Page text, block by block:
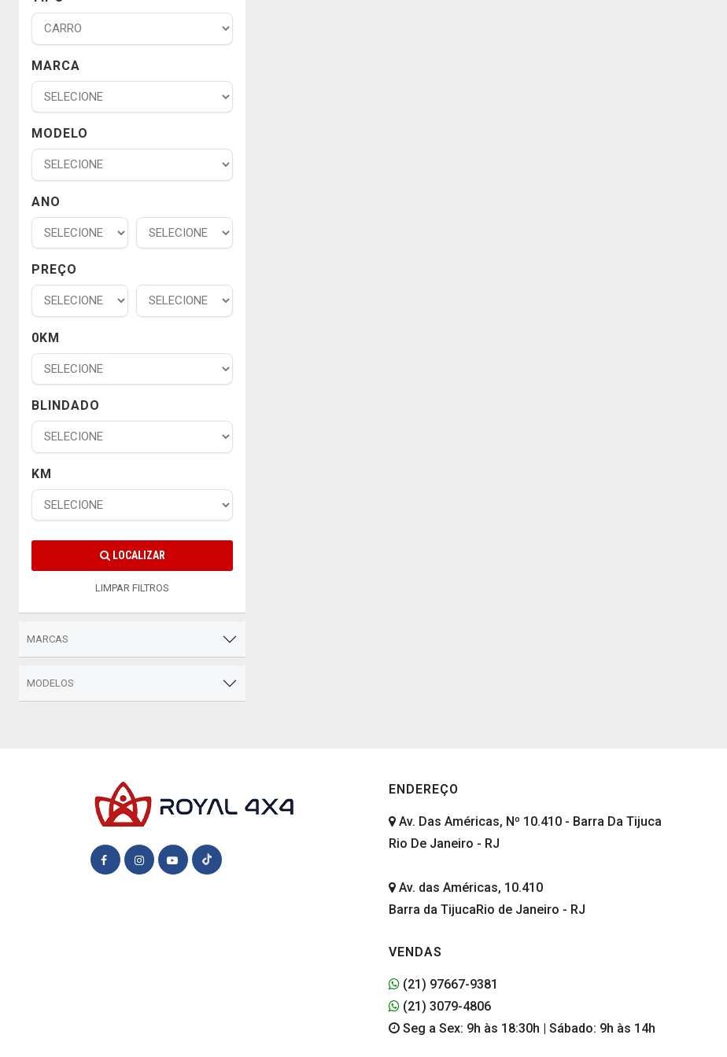
MARCA
MODELO
ANO
PREÇO
0KM
BLINDADO
KM
LOCALIZAR
LIMPAR FILTROS
MARCAS
MODELOS
ENDEREÇO
Av. Das Américas, Nº 10.410 - Barra Da Tijuca
Rio De Janeiro - RJ
Av. das Américas, 10.410
Barra da TijucaRio de Janeiro - RJ
VENDAS
(21) 97667-9381
(21) 3079-4806
Seg a Sex: 9h às 18:30h | Sábado: 9h às 14h